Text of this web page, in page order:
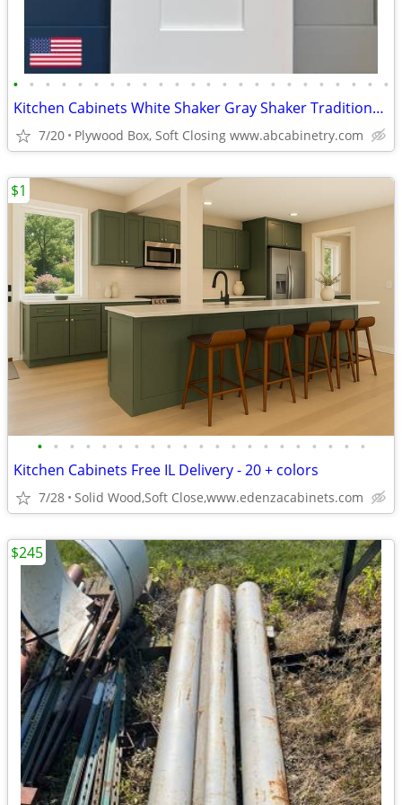
• • • • • • • • • • • • • • • • • • • • • • • •
Kitchen Cabinets White Shaker Gray Shaker Traditional Raised Panel
7/20 Plywood Box, Soft Closing www.abcabinetry.com
• • • • • • • • • • • • • • • • • • • • •
Kitchen Cabinets Free IL Delivery - 20 + colors
7/28 Solid Wood,Soft Close,www.edenzacabinets.com
$1
$245